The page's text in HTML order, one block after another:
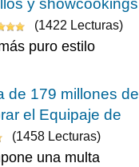
y
(1422 Lecturas)
puro estilo
de 179 millones de
el Equipaje de
(1458 Lecturas)
una multa